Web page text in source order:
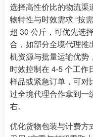
选择高性价比的物流渠
物特性与时效需求 “按
超 30 公斤，可优先选
合，如部分全境代理推
机资源与批量运输优势
时效控制在 4-5 个工作
样品或紧急订单，可对
过全境代理合作拿到一
右。
优化货物包装与计费方